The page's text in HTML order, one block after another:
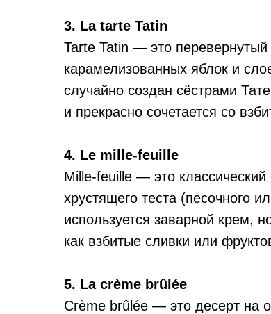
3. La tarte Tatin
Tarte Tatin — это
карамелизованных яблок и
случайно создан сёстрами
и прекрасно сочетается со
4. Le mille-feuille
Mille-feuille — это
хрустящего теста (песочного
используется заварной крем,
как взбитые сливки или
5. La crème brûlée
Crème brûlée — это десерт на